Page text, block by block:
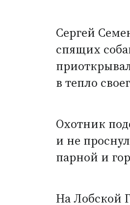
Сергей
спящих
в тепло
Охотник
и не
парной и
На Лобской